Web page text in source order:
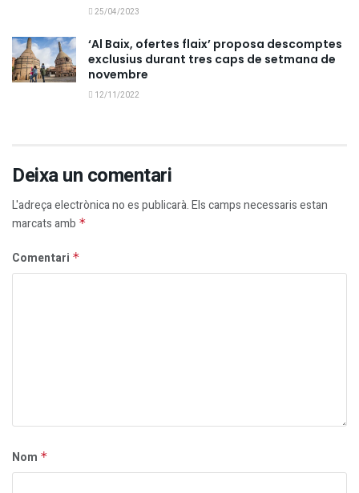
25/04/2023
‘Al Baix, ofertes flaix’ proposa descomptes
exclusius durant tres caps de setmana de
novembre
12/11/2022
Deixa un comentari
L'adreça electrònica no es publicarà.Els camps necessaris estan
marcats amb *
Comentari *
Nom *